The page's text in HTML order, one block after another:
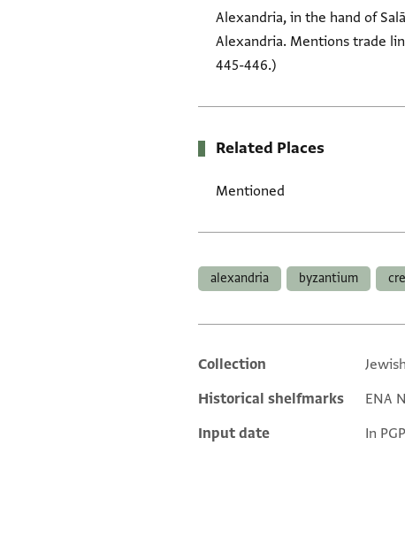
Alexandria, in the hand of
Alexandria. Mentions trade
445-446.)
Related Places
Mentioned
alexandria byzantium
Additional metadata
Collection
Historical shelfmarks
ENA
Input date
In